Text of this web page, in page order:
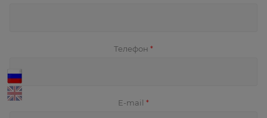
Телефон *
E-mail *